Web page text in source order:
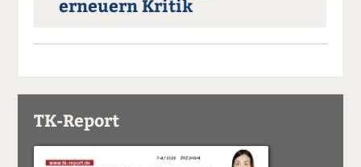
erneuern Kritik
TK-Report